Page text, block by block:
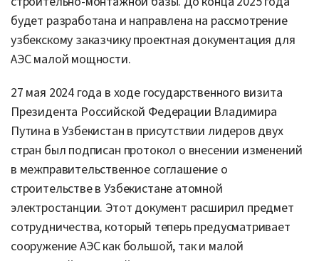
будет разработана и направлена на рассмотрение
узбекскому заказчику проектная документация для
АЭС малой мощности.
27 мая 2024 года в ходе государственного визита
Президента Российской Федерации Владимира
Путина в Узбекистан в присутствии лидеров двух
стран был подписан протокол о внесении изменений
в межправительственное соглашение о
строительстве в Узбекистане атомной
электростанции. Этот документ расширил предмет
сотрудничества, который теперь предусматривает
сооружение АЭС как большой, так и малой